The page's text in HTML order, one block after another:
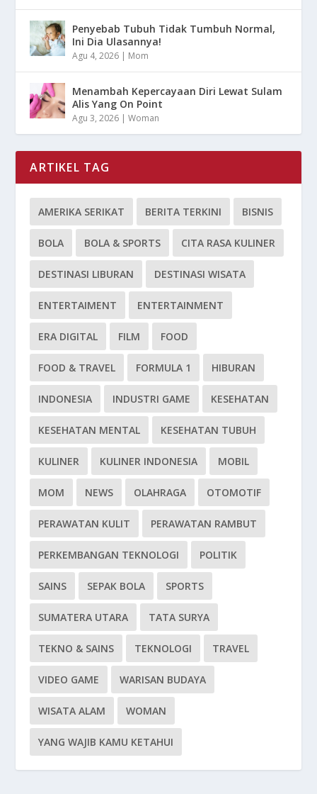
Penyebab Tubuh Tidak Tumbuh Normal,
Ini Dia Ulasannya!
Agu 4, 2026 | Mom
Menambah Kepercayaan Diri Lewat Sulam
Alis Yang On Point
Agu 3, 2026 |Woman
ARTIKEL TAG
AMERIKA SERIKAT BERITA TERKINI BISNIS
BOLA BOLA & SPORTS CITA RASA KULINER
DESTINASI LIBURAN DESTINASI WISATA
ENTERTAIMENT ENTERTAINMENT
ERA DIGITAL FILM FOOD
FOOD & TRAVEL FORMULA 1 HIBURAN
INDONESIA INDUSTRI GAME KESEHATAN
KESEHATAN MENTAL KESEHATAN TUBUH
KULINER KULINER INDONESIA MOBIL
MOM NEWS OLAHRAGA OTOMOTIF
PERAWATAN KULIT PERAWATAN RAMBUT
PERKEMBANGAN TEKNOLOGI POLITIK
SAINS SEPAK BOLA SPORTS
SUMATERA UTARA TATA SURYA
TEKNO & SAINS TEKNOLOGI TRAVEL
VIDEO GAME WARISAN BUDAYA
WISATA ALAM WOMAN
YANG WAJIB KAMU KETAHUI